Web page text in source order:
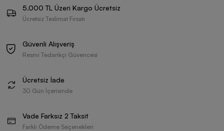
5.000 TL Üzeri Kargo Ücretsiz
Ücretsiz Teslimat Fırsatı
Güvenli Alışveriş
Resmi Tedarikçi Güvencesi
Ücretsiz İade
30 Gün İçerisinde
Vade Farksız 2 Taksit
Farklı Ödeme Seçenekleri